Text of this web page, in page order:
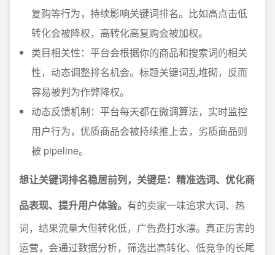
复购等行为，持续影响关键词排名。比如高点击低
转化会被降权，高转化高复购会被加权。
类目相关性：平台会根据你的商品和搜索词的相关
性，动态调整排名机会。标题关键词乱堆砌，反而
容易被判为作弊降权。
动态反馈机制：平台每天都在微调算法，实时监控
用户行为，优质商品会被持续推上去，劣质商品则
被 pipeline。
想让关键词排名稳居前列，关键是：精准选词、优化商
品表现、提升用户体验。 有的卖家一味追求大词、热
词，结果流量大但转化低，广告费打水漂。真正厉害的
运营，会通过数据分析，筛选出高转化、低竞争的长尾